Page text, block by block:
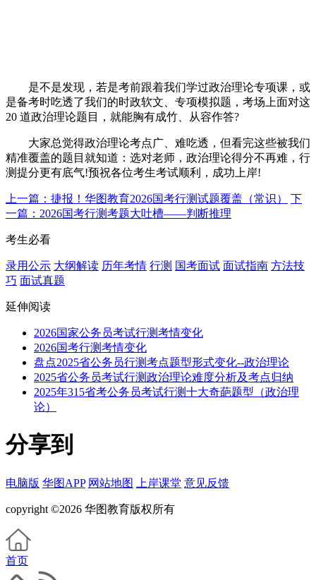
是不是发现，若是考前跟着我们学过政治理论专项课，或
是备考时吃透了我们的时政软文、专项模拟题，考场上面对这
20 道政治理论题目，就能胸有成竹、从容作答?
大家总觉得政治理论考点广、难吃透，但看完这些被我们
精准覆盖的题目就知道：选对老师，政治理论得分不再难，行
测提分更有底气!预祝各位考生考试顺利，成功上岸!
上一篇：捷报！华图教育2026国考行测试题覆盖（常识）
下
一篇：2026国考行测考题大吐槽——判断推理
考生必看
录用公示 大纲解读 历年考情 行测 国考面试 面试指南 方法技
巧 面试真题
延伸阅读
2026国家公务员考试行测考情变化
2026国考行测考情变化
盘点2025省公务员行测考点题型形式变化--政治理论
2025省公务员考试行测政治理论难度分析及考点归纳
2025年315省考公务员考试行测十大奇葩题型（政治理
论）
分享到
电脑版 华图APP 网站地图 上岸课堂 意见反馈
copyright ©2026 华图教育版权所有
首页